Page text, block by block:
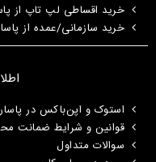
خرید اقساطی لپ تاپ از
خرید سازمانی/عمده از
استوک و اپن‌باکس در
قوانین و شرایط ضمانت
سوالات متداول